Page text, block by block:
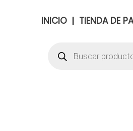
INICIO TIENDA DE